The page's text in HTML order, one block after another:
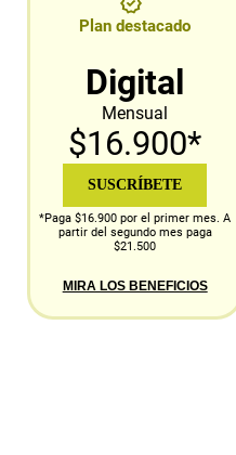
Plan destacado
Digital
Mensual
$16.900*
SUSCRÍBETE
*Paga $16.900 por el primer mes. A
partir del segundo mes paga
$21.500
MIRA LOS BENEFICIOS